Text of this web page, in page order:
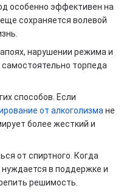
особенно эффективен на
сохраняется волевой
нарушении режима и
торпеда
способов. Если
от алкоголизмане
более жесткий и
от спиртного. Когда
нуждается в поддержке и
решимость.